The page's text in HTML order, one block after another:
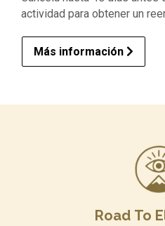
actividad para obtener un
Más información
Road To